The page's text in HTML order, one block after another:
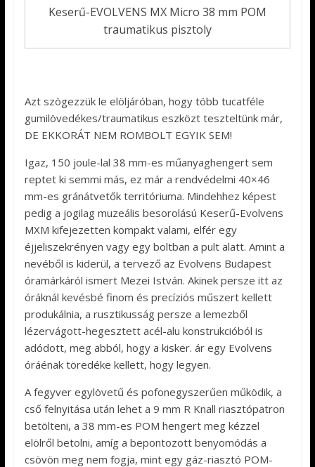
Keserű-EVOLVENS MX Micro 38 mm POM
traumatikus pisztoly
Azt szögezzük le elöljáróban, hogy több tucatféle
gumilövedékes/traumatikus eszközt teszteltünk már,
DE EKKORÁT NEM ROMBOLT EGYIK SEM!
Igaz, 150 joule-lal 38 mm-es műanyaghengert sem
reptet ki semmi más, ez már a rendvédelmi 40×46
mm-es gránátvetők territóriuma. Mindehhez képest
pedig a jogilag muzeális besorolású Keserű-Evolvens
MXM kifejezetten kompakt valami, elfér egy
éjjeliszekrényen vagy egy boltban a pult alatt. Amint a
nevéből is kiderül, a tervező az Evolvens Budapest
óramárkáról ismert Mezei István. Akinek persze itt az
óráknál kevésbé finom és precíziós műszert kellett
produkálnia, a rusztikusság persze a lemezből
lézervágott-hegesztett acél-alu konstrukcióból is
adódott, meg abból, hogy a kisker. ár egy Evolvens
óráénak töredéke kellett, hogy legyen.
A fegyver egylövetű és pofonegyszerűen működik, a
cső felnyitása után lehet a 9 mm R Knall riasztópatron
betölteni, a 38 mm-es POM hengert meg kézzel
elölről betolni, amíg a bepontozott benyomódás a
csövön meg nem fogja, mint egy gáz-riasztó POM-